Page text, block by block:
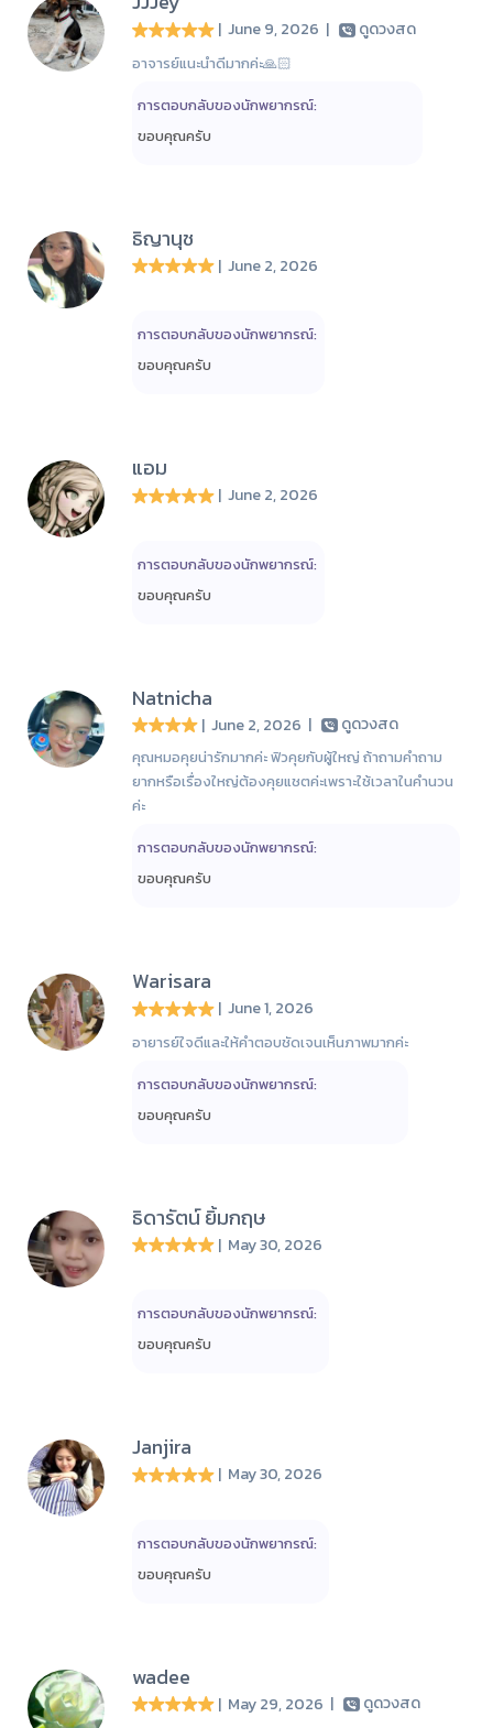
| June 9, 2026 | ดูดวงสด
อาจารย์แนะนำดีมากค่ะ🙏🏻
การตอบกลับของนักพยากรณ์:
ขอบคุณครับ
ธิญานุช
| June 2, 2026
การตอบกลับของนักพยากรณ์:
ขอบคุณครับ
แอม
| June 2, 2026
การตอบกลับของนักพยากรณ์:
ขอบคุณครับ
Natnicha
| June 2, 2026 | ดูดวงสด
คุณหมอคุยน่ารักมากค่ะ ฟิวคุยกับผู้ใหญ่ ถ้าถามคำถาม
ยากหรือเรื่องใหญ่ต้องคุยแชตค่ะเพราะใช้เวลาในคำนวน
ค่ะ
การตอบกลับของนักพยากรณ์:
ขอบคุณครับ
Warisara
| June 1, 2026
อายารย์ใจดีและให้คำตอบชัดเจนเห็นภาพมากค่ะ
การตอบกลับของนักพยากรณ์:
ขอบคุณครับ
ธิดารัตน์ ยิ้มกฤษ
| May 30, 2026
การตอบกลับของนักพยากรณ์:
ขอบคุณครับ
Janjira
| May 30, 2026
การตอบกลับของนักพยากรณ์:
ขอบคุณครับ
wadee
| May 29, 2026 | ดูดวงสด